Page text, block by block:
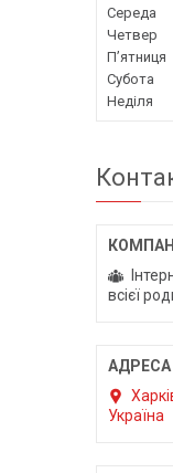
Середа
Четвер
Пʼятниця
Субота
Неділя
всієї
Україна